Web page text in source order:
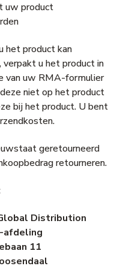
uw product
het product kan
u het product in
van uw RMA-formulier
niet op het product
bij het product. U bent
geretourneerd
retourneren.
Distribution
afdeling
11